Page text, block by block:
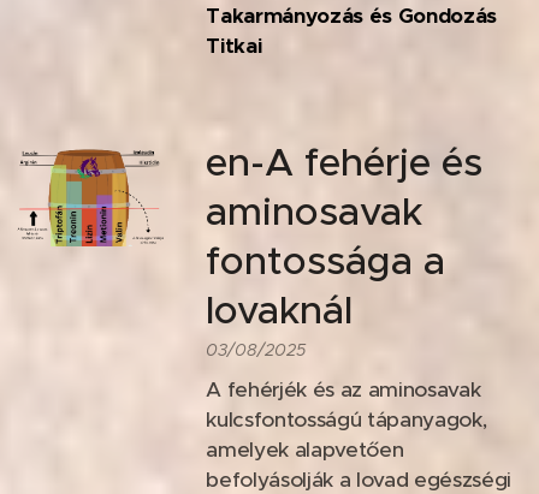
Takarmányozás és Gondozás
Titkai
en-A fehérje és
aminosavak
fontossága a
lovaknál
03/08/2025
A fehérjék és az aminosavak
kulcsfontosságú tápanyagok,
amelyek alapvetően
befolyásolják a lovad egészségi